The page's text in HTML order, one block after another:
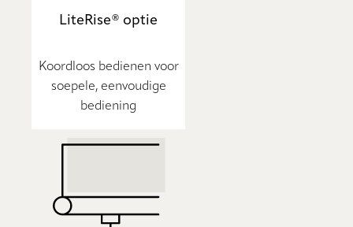
LiteRise® optie
Koordloos bedienen voor
soepele, eenvoudige
bediening